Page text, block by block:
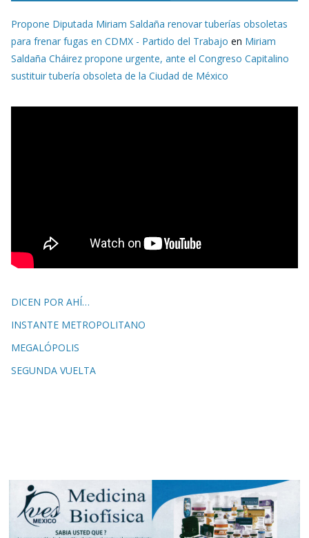
Propone Diputada Miriam Saldaña renovar tuberías obsoletas
para frenar fugas en CDMX - Partido del Trabajo en Miriam
Saldaña Cháirez propone urgente, ante el Congreso Capitalino
sustituir tubería obsoleta de la Ciudad de México
DICEN POR AHÍ…
INSTANTE METROPOLITANO
MEGALÓPOLIS
SEGUNDA VUELTA